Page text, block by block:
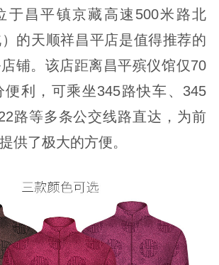
于昌平镇京藏高速500米路北
）的天顺祥昌平店是值得推荐的
铺。该店距离昌平殡仪馆仅70
便利，可乘坐345路快车、345
路等多条公交线路直达，为前
供了极大的方便。